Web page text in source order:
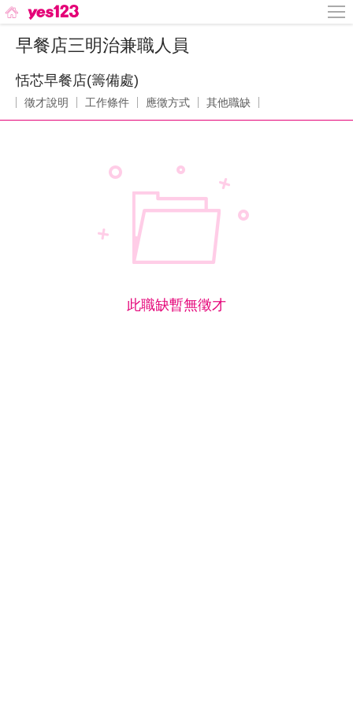
早餐店三明治兼職人員
恬芯早餐店(籌備處)
徵才說明 工作條件 應徵方式 其他職缺
此職缺暫無徵才